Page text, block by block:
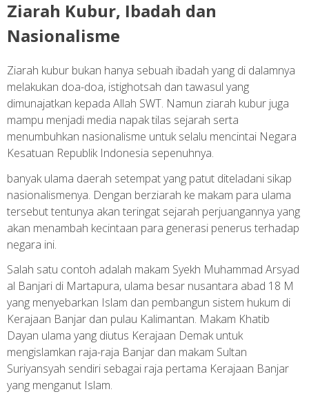
Ziarah Kubur, Ibadah dan
Nasionalisme
Ziarah kubur bukan hanya sebuah ibadah yang di dalamnya
melakukan doa-doa, istighotsah dan tawasul yang
dimunajatkan kepada Allah SWT. Namun ziarah kubur juga
mampu menjadi media napak tilas sejarah serta
menumbuhkan nasionalisme untuk selalu mencintai Negara
Kesatuan Republik Indonesia sepenuhnya.
banyak ulama daerah setempat yang patut diteladani sikap
nasionalismenya. Dengan berziarah ke makam para ulama
tersebut tentunya akan teringat sejarah perjuangannya yang
akan menambah kecintaan para generasi penerus terhadap
negara ini.
Salah satu contoh adalah makam Syekh Muhammad Arsyad
al Banjari di Martapura, ulama besar nusantara abad 18 M
yang menyebarkan Islam dan pembangun sistem hukum di
Kerajaan Banjar dan pulau Kalimantan. Makam Khatib
Dayan ulama yang diutus Kerajaan Demak untuk
mengislamkan raja-raja Banjar dan makam Sultan
Suriyansyah sendiri sebagai raja pertama Kerajaan Banjar
yang menganut Islam.